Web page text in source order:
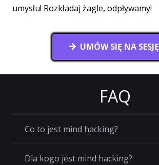
umysłu! Rozkładaj żagle, odpływamy!
UMÓW SIĘ NA
FAQ
Co to jest mind hacking?
Dla kogo jest mind hacking?